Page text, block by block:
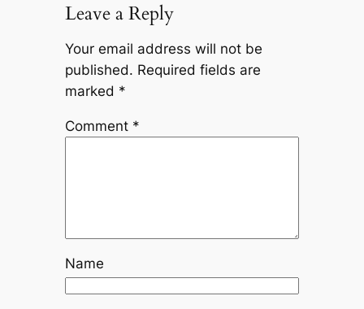
Leave a Reply
Your email address will not be
published. Required fields are
marked *
Comment *
Name